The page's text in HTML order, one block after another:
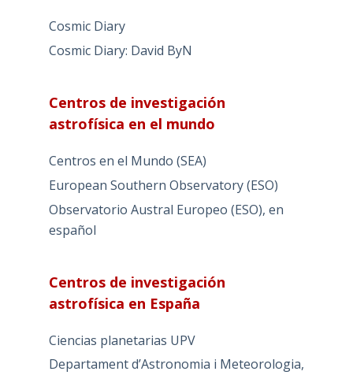
Cosmic Diary
Cosmic Diary: David ByN
Centros de investigación
astrofísica en el mundo
Centros en el Mundo (SEA)
European Southern Observatory (ESO)
Observatorio Austral Europeo (ESO), en
español
Centros de investigación
astrofísica en España
Ciencias planetarias UPV
Departament d’Astronomia i Meteorologia,